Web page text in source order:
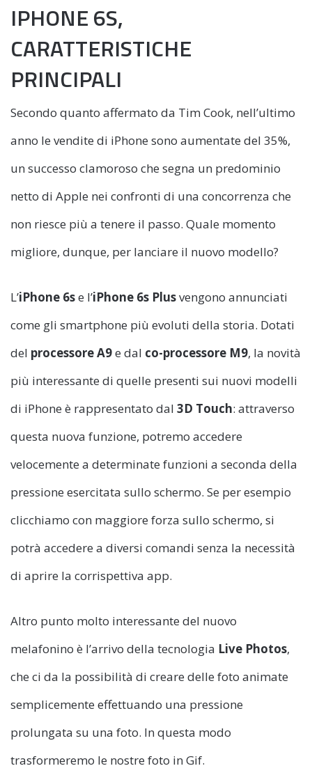
IPHONE 6S,
CARATTERISTICHE
PRINCIPALI
Secondo quanto affermato da Tim Cook, nell’ultimo
anno le vendite di iPhone sono aumentate del 35%,
un successo clamoroso che segna un predominio
netto di Apple nei confronti di una concorrenza che
non riesce più a tenere il passo. Quale momento
migliore, dunque, per lanciare il nuovo modello?
L’iPhone 6se l’iPhone 6s Plusvengono annunciati
come gli smartphone più evoluti della storia. Dotati
del processore A9e dal co-processore M9, la novità
più interessante di quelle presenti sui nuovi modelli
di iPhone è rappresentato dal 3D Touch: attraverso
questa nuova funzione, potremo accedere
velocemente a determinate funzioni a seconda della
pressione esercitata sullo schermo. Se per esempio
clicchiamo con maggiore forza sullo schermo, si
potrà accedere a diversi comandi senza la necessità
di aprire la corrispettiva app.
Altro punto molto interessante del nuovo
melafonino è l’arrivo della tecnologia Live Photos,
che ci da la possibilità di creare delle foto animate
semplicemente effettuando una pressione
prolungata su una foto. In questa modo
trasformeremo le nostre foto in Gif.